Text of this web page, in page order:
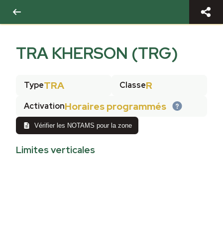
TRA KHERSON (TRG)
TypeTRA ClasseR
ActivationHoraires programmés
Vérifier les NOTAMS pour la zone
Limites verticales